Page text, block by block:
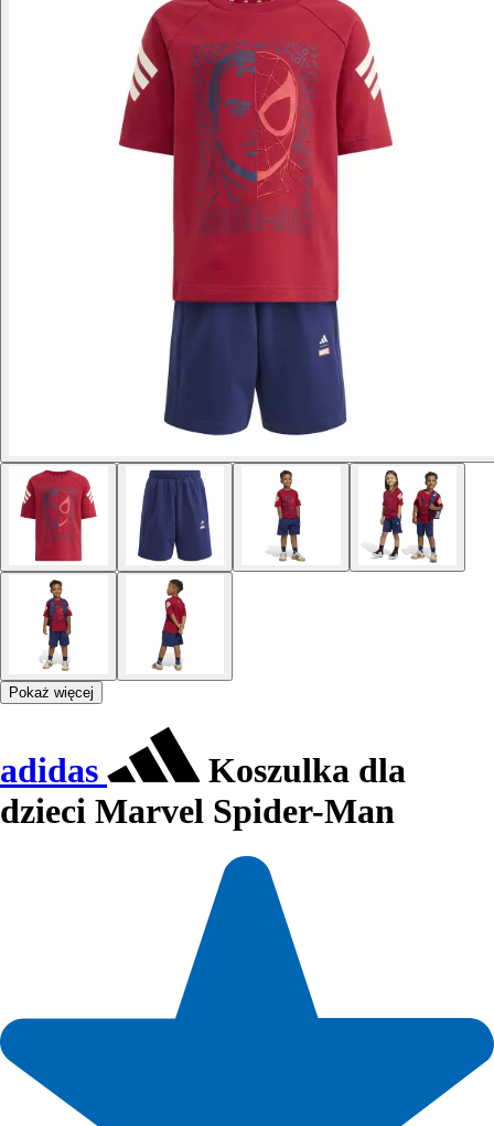
Pokaż więcej
adidas
Koszulka dla
dzieci Marvel Spider-Man